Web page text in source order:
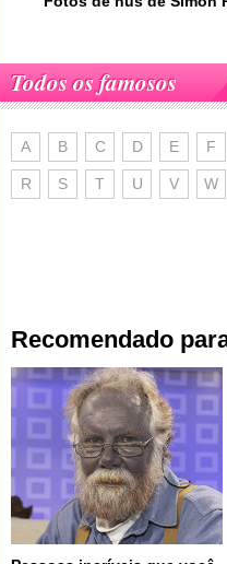
Todos os famosos
A B C D E F
R S T U V W
Recomendado